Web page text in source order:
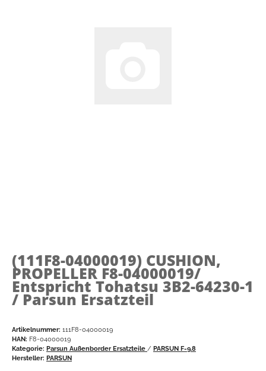
(111F8-04000019) CUSHION,
PROPELLER F8-04000019/
Entspricht Tohatsu 3B2-64230-1
/ Parsun Ersatzteil
Artikelnummer: 111F8-04000019
HAN: F8-04000019
Kategorie: Parsun Außenborder Ersatzteile / PARSUN F-9.8
Hersteller: PARSUN